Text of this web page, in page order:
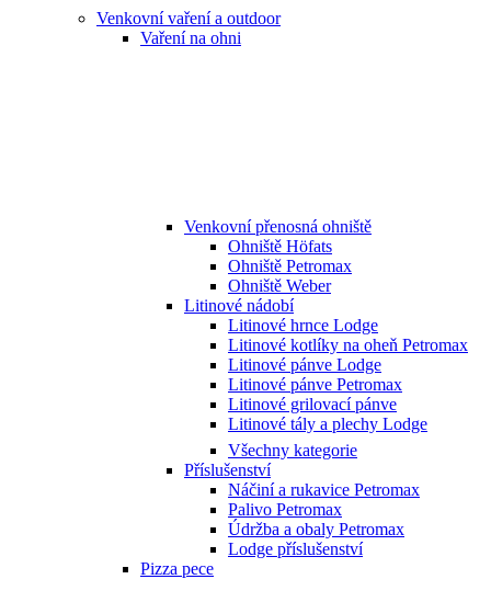
Venkovní vaření a outdoor
Vaření na ohni
Venkovní přenosná ohniště
Ohniště Höfats
Ohniště Petromax
Ohniště Weber
Litinové nádobí
Litinové hrnce Lodge
Litinové kotlíky na oheň Petromax
Litinové pánve Lodge
Litinové pánve Petromax
Litinové grilovací pánve
Litinové tály a plechy Lodge
Všechny kategorie
Příslušenství
Náčiní a rukavice Petromax
Palivo Petromax
Údržba a obaly Petromax
Lodge příslušenství
Pizza pece